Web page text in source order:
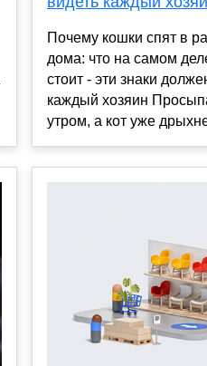
Почему кошки спят в
дома: что на самом
стоит - эти знаки
каждый хозяин
утром, а кот уже